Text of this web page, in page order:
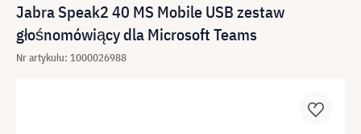
Jabra Speak2 40 MS Mobile USB zestaw
głośnomówiący dla Microsoft Teams
Nr artykułu: 1000026988